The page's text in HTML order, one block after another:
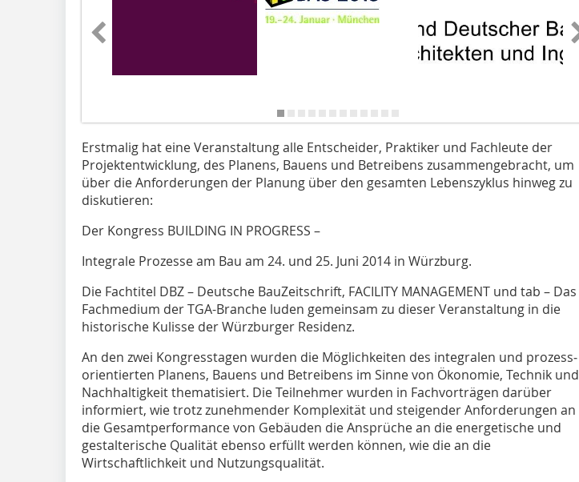
Erstmalig hat eine Veranstaltung alle Entscheider, Praktiker und Fachleute der
Projektentwicklung, des Planens, Bauens und Betreibens zusammengebracht, um
über die Anforderungen der Planung über den gesamten Lebenszyklus hinweg zu
diskutieren:
Der Kongress BUILDING IN PROGRESS –
Integrale Prozesse am Bau am 24. und 25. Juni 2014 in Würzburg.
Die Fachtitel DBZ – Deutsche BauZeitschrift, FACILITY MANAGEMENT und tab – Das
Fachmedium der TGA-Branche ­luden ­gemeinsam zu dieser Veranstaltung in die
historische Kulisse der Würzburger Residenz.
An den zwei Kongresstagen wurden die Möglichkeiten des integralen und prozess­
orientierten Planens, Bauens und Betreibens im Sinne von Ökonomie, Technik und
Nachhaltigkeit thematisiert. Die Teilnehmer wurden in Fachvorträgen darüber
informiert, wie trotz zunehmender Komplexität und steigen­der Anforderungen an
die Gesamtperformance von Gebäuden die Ansprüche an die energetische und
gestalterische Qualität ebenso erfüllt werden können, wie die an die
Wirtschaftlichkeit und Nutzungsqualität.